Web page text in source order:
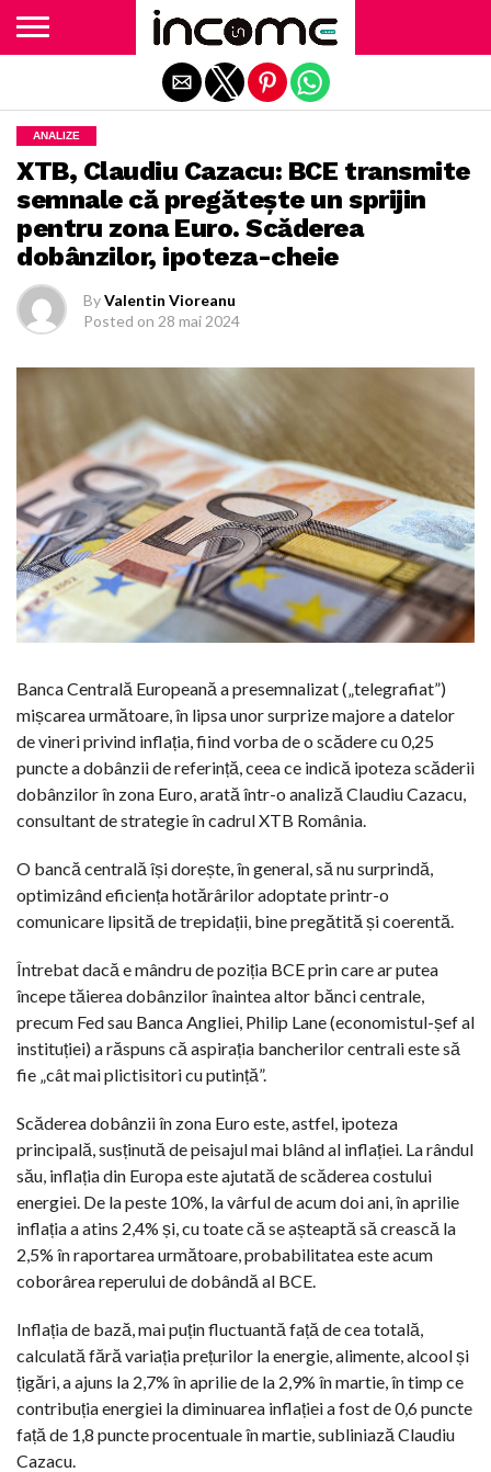
ANALIZE
XTB, Claudiu Cazacu: BCE transmite
semnale că pregătește un sprijin
pentru zona Euro. Scăderea
dobânzilor, ipoteza-cheie
ByValentin Vioreanu
Posted on 28 mai 2024
Banca Centrală Europeană a presemnalizat („telegrafiat”)
mișcarea următoare, în lipsa unor surprize majore a datelor
de vineri privind inflația, fiind vorba de o scădere cu 0,25
puncte a dobânzii de referință, ceea ce indică ipoteza scăderii
dobânzilor în zona Euro, arată într-o analiză Claudiu Cazacu,
consultant de strategie în cadrul XTB România.
O bancă centrală își dorește, în general, să nu surprindă,
optimizând eficiența hotărârilor adoptate printr-o
comunicare lipsită de trepidații, bine pregătită și coerentă.
Întrebat dacă e mândru de poziția BCE prin care ar putea
începe tăierea dobânzilor înaintea altor bănci centrale,
precum Fed sau Banca Angliei, Philip Lane (economistul-șef al
instituției) a răspuns că aspirația bancherilor centrali este să
fie „cât mai plictisitori cu putință”.
Scăderea dobânzii în zona Euro este, astfel, ipoteza
principală, susținută de peisajul mai blând al inflației. La rândul
său, inflația din Europa este ajutată de scăderea costului
energiei. De la peste 10%, la vârful de acum doi ani, în aprilie
inflația a atins 2,4% și, cu toate că se așteaptă să crească la
2,5% în raportarea următoare, probabilitatea este acum
coborârea reperului de dobândă al BCE.
Inflația de bază, mai puțin fluctuantă față de cea totală,
calculată fără variația prețurilor la energie, alimente, alcool și
țigări, a ajuns la 2,7% în aprilie de la 2,9% în martie, în timp ce
contribuția energiei la diminuarea inflației a fost de 0,6 puncte
față de 1,8 puncte procentuale în martie, subliniază Claudiu
Cazacu.
Exit mobile version